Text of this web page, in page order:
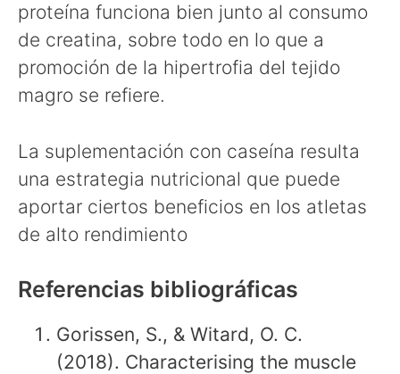
proteína funciona bien junto al consumo
de creatina, sobre todo en lo que a
promoción de la hipertrofia del tejido
magro se refiere.
La suplementación con caseína resulta
una estrategia nutricional que puede
aportar ciertos beneficios en los atletas
de alto rendimiento
Referencias bibliográficas
Gorissen, S., & Witard, O. C.
(2018). Characterising the muscle